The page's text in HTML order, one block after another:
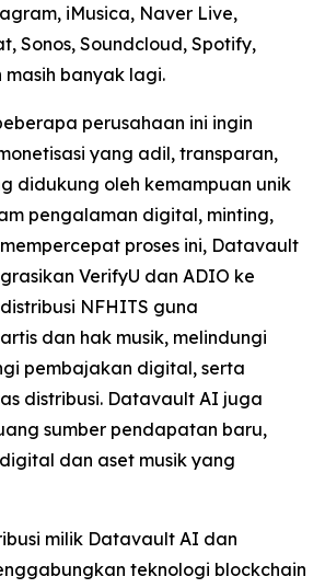
iMusica, Naver Live,
Sonos, Soundcloud, Spotify,
masih banyak lagi.
perusahaan ini ingin
yang adil, transparan,
didukung oleh kemampuan unik
pengalaman digital, minting,
proses ini, Datavault
VerifyU dan ADIO ke
NFHITS guna
dan hak musik, melindungi
pembajakan digital, serta
distribusi. Datavault AI juga
sumber pendapatan baru,
dan aset musik yang
milik Datavault AI dan
teknologi blockchain